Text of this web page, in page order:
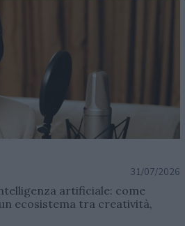
31/07/2026
artificiale: come
ecosistema tra creatività,